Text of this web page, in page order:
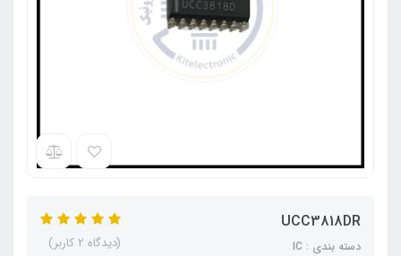
UCC3818DR
دسته بندی : IC (دیدگاه 2 کاربر)